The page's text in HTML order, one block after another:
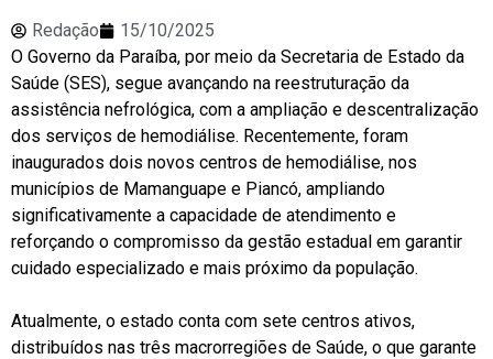
Redação
15/10/2025
O Governo da Paraíba, por meio da Secretaria de Estado da
Saúde (SES), segue avançando na reestruturação da
assistência nefrológica, com a ampliação e descentralização
dos serviços de hemodiálise. Recentemente, foram
inaugurados dois novos centros de hemodiálise, nos
municípios de Mamanguape e Piancó, ampliando
significativamente a capacidade de atendimento e
reforçando o compromisso da gestão estadual em garantir
cuidado especializado e mais próximo da população.
Atualmente, o estado conta com sete centros ativos,
distribuídos nas três macrorregiões de Saúde, o que garante